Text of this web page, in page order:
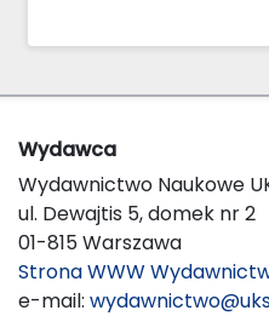
Wydawca
Wydawnictwo Naukowe
ul. Dewajtis 5, domek nr 2
01-815 Warszawa
Strona WWW
e-mail: